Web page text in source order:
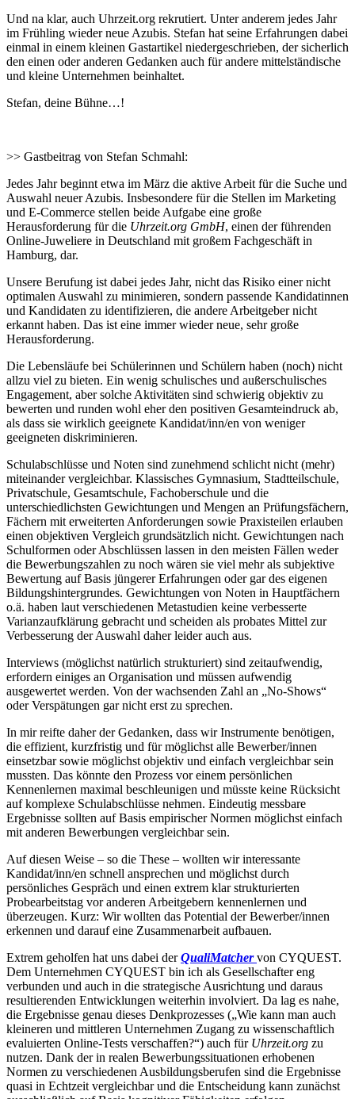
Und na klar, auch Uhrzeit.org rekrutiert. Unter anderem jedes Jahr
im Frühling wieder neue Azubis. Stefan hat seine Erfahrungen dabei
einmal in einem kleinen Gastartikel niedergeschrieben, der sicherlich
den einen oder anderen Gedanken auch für andere mittelständische
und kleine Unternehmen beinhaltet.
Stefan, deine Bühne…!
>> Gastbeitrag von Stefan Schmahl:
Jedes Jahr beginnt etwa im März die aktive Arbeit für die Suche und
Auswahl neuer Azubis. Insbesondere für die Stellen im Marketing
und E-Commerce stellen beide Aufgabe eine große
Herausforderung für die Uhrzeit.org GmbH, einen der führenden
Online-Juweliere in Deutschland mit großem Fachgeschäft in
Hamburg, dar.
Unsere Berufung ist dabei jedes Jahr, nicht das Risiko einer nicht
optimalen Auswahl zu minimieren, sondern passende Kandidatinnen
und Kandidaten zu identifizieren, die andere Arbeitgeber nicht
erkannt haben. Das ist eine immer wieder neue, sehr große
Herausforderung.
Die Lebensläufe bei Schülerinnen und Schülern haben (noch) nicht
allzu viel zu bieten. Ein wenig schulisches und außerschulisches
Engagement, aber solche Aktivitäten sind schwierig objektiv zu
bewerten und runden wohl eher den positiven Gesamteindruck ab,
als dass sie wirklich geeignete Kandidat/inn/en von weniger
geeigneten diskriminieren.
Schulabschlüsse und Noten sind zunehmend schlicht nicht (mehr)
miteinander vergleichbar. Klassisches Gymnasium, Stadtteilschule,
Privatschule, Gesamtschule, Fachoberschule und die
unterschiedlichsten Gewichtungen und Mengen an Prüfungsfächern,
Fächern mit erweiterten Anforderungen sowie Praxisteilen erlauben
einen objektiven Vergleich grundsätzlich nicht. Gewichtungen nach
Schulformen oder Abschlüssen lassen in den meisten Fällen weder
die Bewerbungszahlen zu noch wären sie viel mehr als subjektive
Bewertung auf Basis jüngerer Erfahrungen oder gar des eigenen
Bildungshintergrundes. Gewichtungen von Noten in Hauptfächern
o.ä. haben laut verschiedenen Metastudien keine verbesserte
Varianzaufklärung gebracht und scheiden als probates Mittel zur
Verbesserung der Auswahl daher leider auch aus.
Interviews (möglichst natürlich strukturiert) sind zeitaufwendig,
erfordern einiges an Organisation und müssen aufwendig
ausgewertet werden. Von der wachsenden Zahl an „No-Shows“
oder Verspätungen gar nicht erst zu sprechen.
In mir reifte daher der Gedanken, dass wir Instrumente benötigen,
die effizient, kurzfristig und für möglichst alle Bewerber/innen
einsetzbar sowie möglichst objektiv und einfach vergleichbar sein
mussten. Das könnte den Prozess vor einem persönlichen
Kennenlernen maximal beschleunigen und müsste keine Rücksicht
auf komplexe Schulabschlüsse nehmen. Eindeutig messbare
Ergebnisse sollten auf Basis empirischer Normen möglichst einfach
mit anderen Bewerbungen vergleichbar sein.
Auf diesen Weise – so die These – wollten wir interessante
Kandidat/inn/en schnell ansprechen und möglichst durch
persönliches Gespräch und einen extrem klar strukturierten
Probearbeitstag vor anderen Arbeitgebern kennenlernen und
überzeugen. Kurz: Wir wollten das Potential der Bewerber/innen
erkennen und darauf eine Zusammenarbeit aufbauen.
Extrem geholfen hat uns dabei derQualiMatcher von CYQUEST.
Dem Unternehmen CYQUEST bin ich als Gesellschafter eng
verbunden und auch in die strategische Ausrichtung und daraus
resultierenden Entwicklungen weiterhin involviert. Da lag es nahe,
die Ergebnisse genau dieses Denkprozesses („Wie kann man auch
kleineren und mittleren Unternehmen Zugang zu wissenschaftlich
evaluierten Online-Tests verschaffen?“) auch für Uhrzeit.org zu
nutzen. Dank der in realen Bewerbungssituationen erhobenen
Normen zu verschiedenen Ausbildungsberufen sind die Ergebnisse
quasi in Echtzeit vergleichbar und die Entscheidung kann zunächst